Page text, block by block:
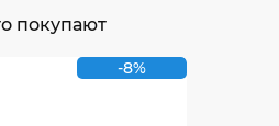
покупают
-8%